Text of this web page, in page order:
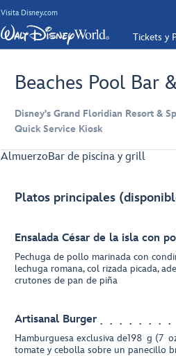
Visita Disney.com
Tickets y
Beaches Pool Bar
Disney's Grand Floridian Resort &
Quick Service Kiosk
AlmuerzoBar de piscina y grill
Platos principales
Ensalada César de la isla con
Pechuga de pollo marinada con
lechuga romana, col rizada picada,
crutones de pan de piña
Artisanal Burger
Hamburguesa exclusiva de198 g (7
tomate y cebolla sobre un panecillo